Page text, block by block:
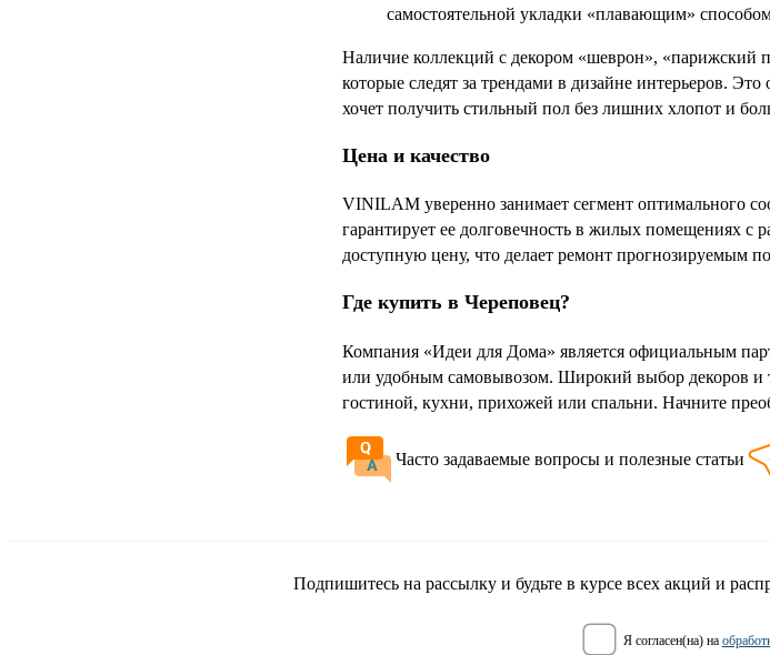
самостоятельной укладки «плавающим» способом
Наличие коллекций с декором «шеврон», «парижский
которые следят за трендами в дизайне интерьеров.
хочет получить стильный пол без лишних хлопот и
Цена и качество
VINILAM уверенно занимает сегмент оптимального
гарантирует ее долговечность в жилых помещениях с
доступную цену, что делает ремонт прогнозируемым
Где купить в Череповец?
Компания «Идеи для Дома» является официальным
или удобным самовывозом. Широкий выбор декоров и
гостиной, кухни, прихожей или спальни. Начните
Часто задаваемые вопросы и полезные статьи
Подпишитесь на рассылку и будьте в курсе всех акций и
я согласен(на) на